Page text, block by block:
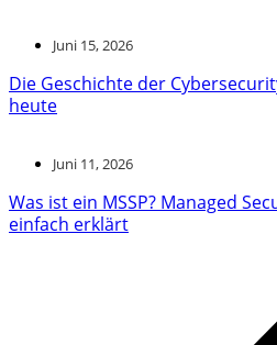
Juni 15, 2026
Die Geschichte der
heute
Juni 11, 2026
Was ist ein MSSP? Managed
einfach erklärt